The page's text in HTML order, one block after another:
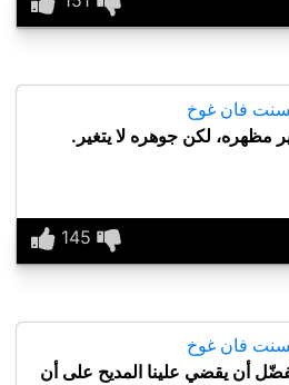
فان غوخ
مظهره، لكن جوهره لا يتغير.
فان غوخ
أن يقضي علينا المديح على أن